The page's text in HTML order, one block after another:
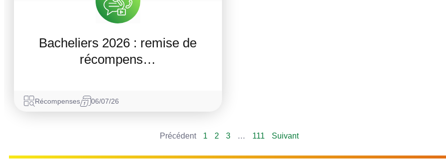
Bacheliers 2026 : remise de
récompens…
Récompenses 06/07/26
Précédent 1 2 3 … 111 Suivant